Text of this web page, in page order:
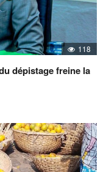
118
dépistage freine la